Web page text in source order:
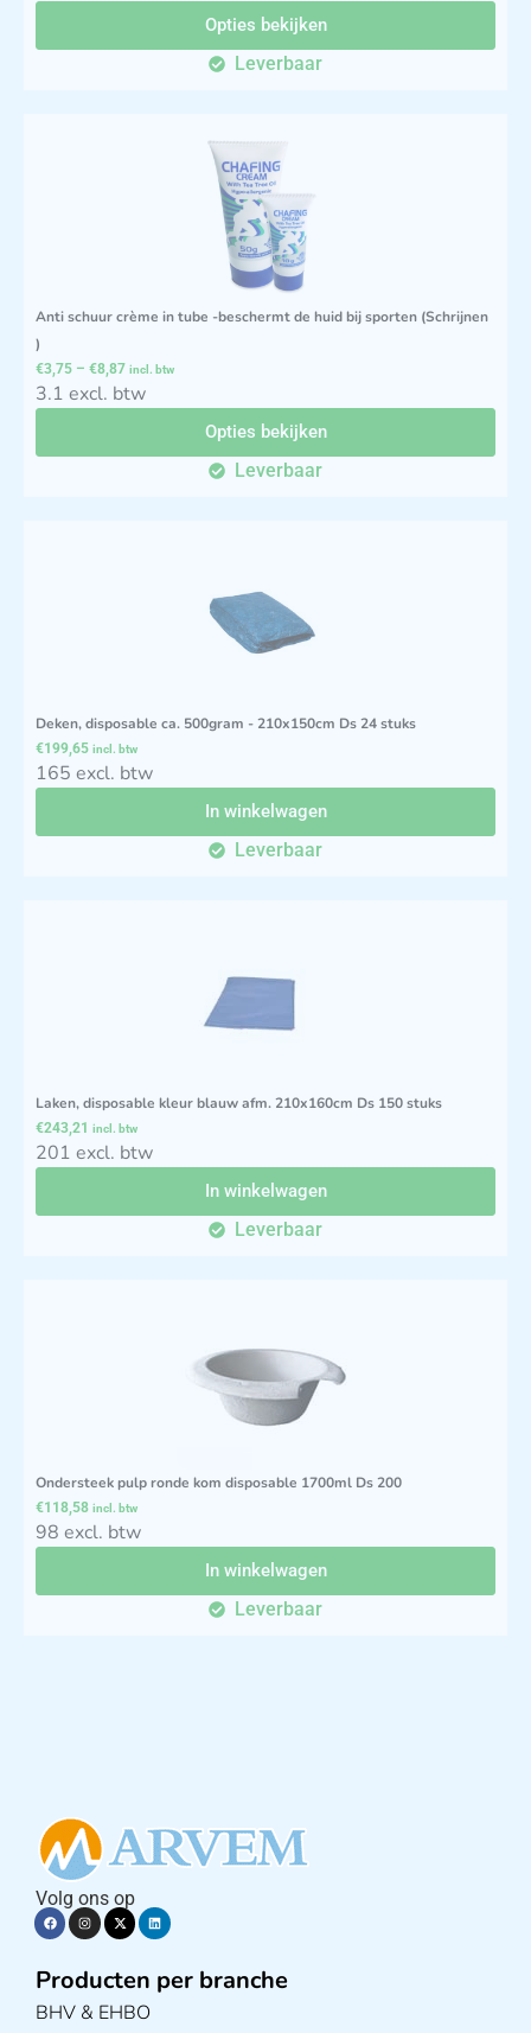
Opties bekijken
Leverbaar
Anti schuur crème in tube -beschermt de huid bij sporten (Schrijnen
)
€3,75 – €8,87 incl. btw
3.1 excl. btw
Opties bekijken
Leverbaar
Deken, disposable ca. 500gram - 210x150cm Ds 24 stuks
€199,65 incl. btw
165 excl. btw
In winkelwagen
Leverbaar
Laken, disposable kleur blauw afm. 210x160cm Ds 150 stuks
€243,21 incl. btw
201 excl. btw
In winkelwagen
Leverbaar
Ondersteek pulp ronde kom disposable 1700ml Ds 200
€118,58 incl. btw
98 excl. btw
In winkelwagen
Leverbaar
Hoes voor koud-warm kompres, wit met elastiek afm. 17x26cm
2,98
2.46 excl. btw
Leverbaar